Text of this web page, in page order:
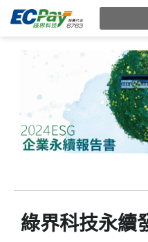
綠界科技永續